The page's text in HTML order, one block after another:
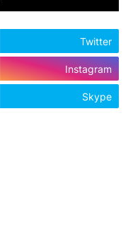
Twitter
Instagram
Skype